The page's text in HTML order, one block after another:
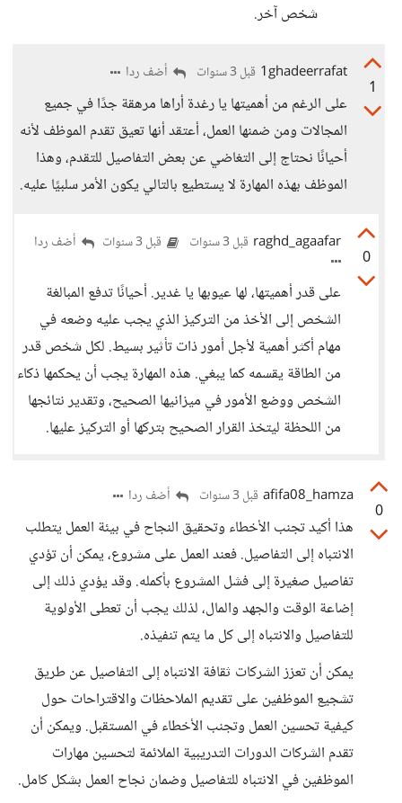
شخص آخر.
1
1ghadeerrafat قبل 3 سنوات أضف ردا
على الرغم من أهميتها يا رغدة أراها مرهقة جدًا في جميع
المجالات ومن ضمنها العمل، أعتقد أنها تعيق تقدم الموظف لأنه
أحيانًا نحتاج إلى التغاضي عن بعض التفاصيل للتقدم، وهذا
الموظف بهذه المهارة لا يستطيع بالتالي يكون الأمر سلبيًا عليه.
0
raghd_agaafar قبل 3 سنوات قبل 3 سنوات أضف ردا
على قدر أهميتها، لها عيوبها يا غدير. أحيانًا تدفع المبالغة
الشخص إلى الأخذ من التركيز الذي يجب عليه وضعه في
مهام أكثر أهمية لأجل أمور ذات تأثير بسيط. لكل شخص قدر
من الطاقة يقسمه كما يبغي. هذه المهارة يجب أن يحكمها ذكاء
الشخص ووضع الأمور في ميزانيها الصحيح، وتقدير نتائجها
من اللحظة ليتخذ القرار الصحيح بتركها أو التركيز عليها.
0
afifa08_hamza قبل 3 سنوات أضف ردا
هذا أكيد تجنب الأخطاء وتحقيق النجاح في بيئة العمل يتطلب
الانتباه إلى التفاصيل. فعند العمل على مشروع، يمكن أن تؤدي
تفاصيل صغيرة إلى فشل المشروع بأكمله. وقد يؤدي ذلك إلى
إضاعة الوقت والجهد والمال، لذلك يجب أن تعطى الأولوية
للتفاصيل والانتباه إلى كل ما يتم تنفيذه.
يمكن أن تعزز الشركات ثقافة الانتباه إلى التفاصيل عن طريق
تشجيع الموظفين على تقديم الملاحظات والاقتراحات حول
كيفية تحسين العمل وتجنب الأخطاء في المستقبل. ويمكن أن
تقدم الشركات الدورات التدريبية الملائمة لتحسين مهارات
الموظفين في الانتباه للتفاصيل وضمان نجاح العمل بشكل كامل.